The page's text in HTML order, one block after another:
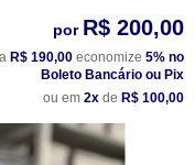
por R$ 200,00
R$ 190,00 economize 5% no
Boleto Bancário ou Pix
ou em 2x de R$ 100,00